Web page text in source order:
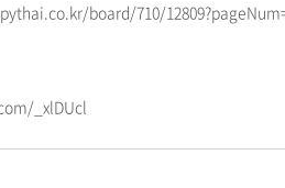
board/710/
_xlDUcl